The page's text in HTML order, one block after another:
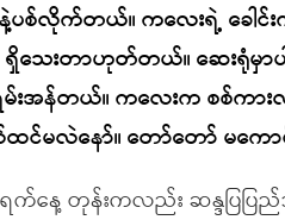
နဲ့ပစ်လိုက်တယ်။ ကလေးရဲ့ ခေါ
သေးတာဟုတ်တယ်။ ဆေးရုံမှ
းအန်တယ်။ ကလေးက စစ်ကာ
လဲနော်။ တော်တော် မကော
နေ့ တုန်းကလည်း ဆန္ဒပြပြည်